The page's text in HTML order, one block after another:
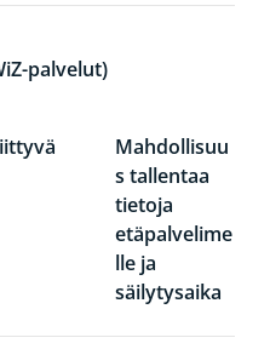
palvelut)
Mahdollisuu
s tallentaa
tietoja
etäpalvelime
lle ja
säilytysaika